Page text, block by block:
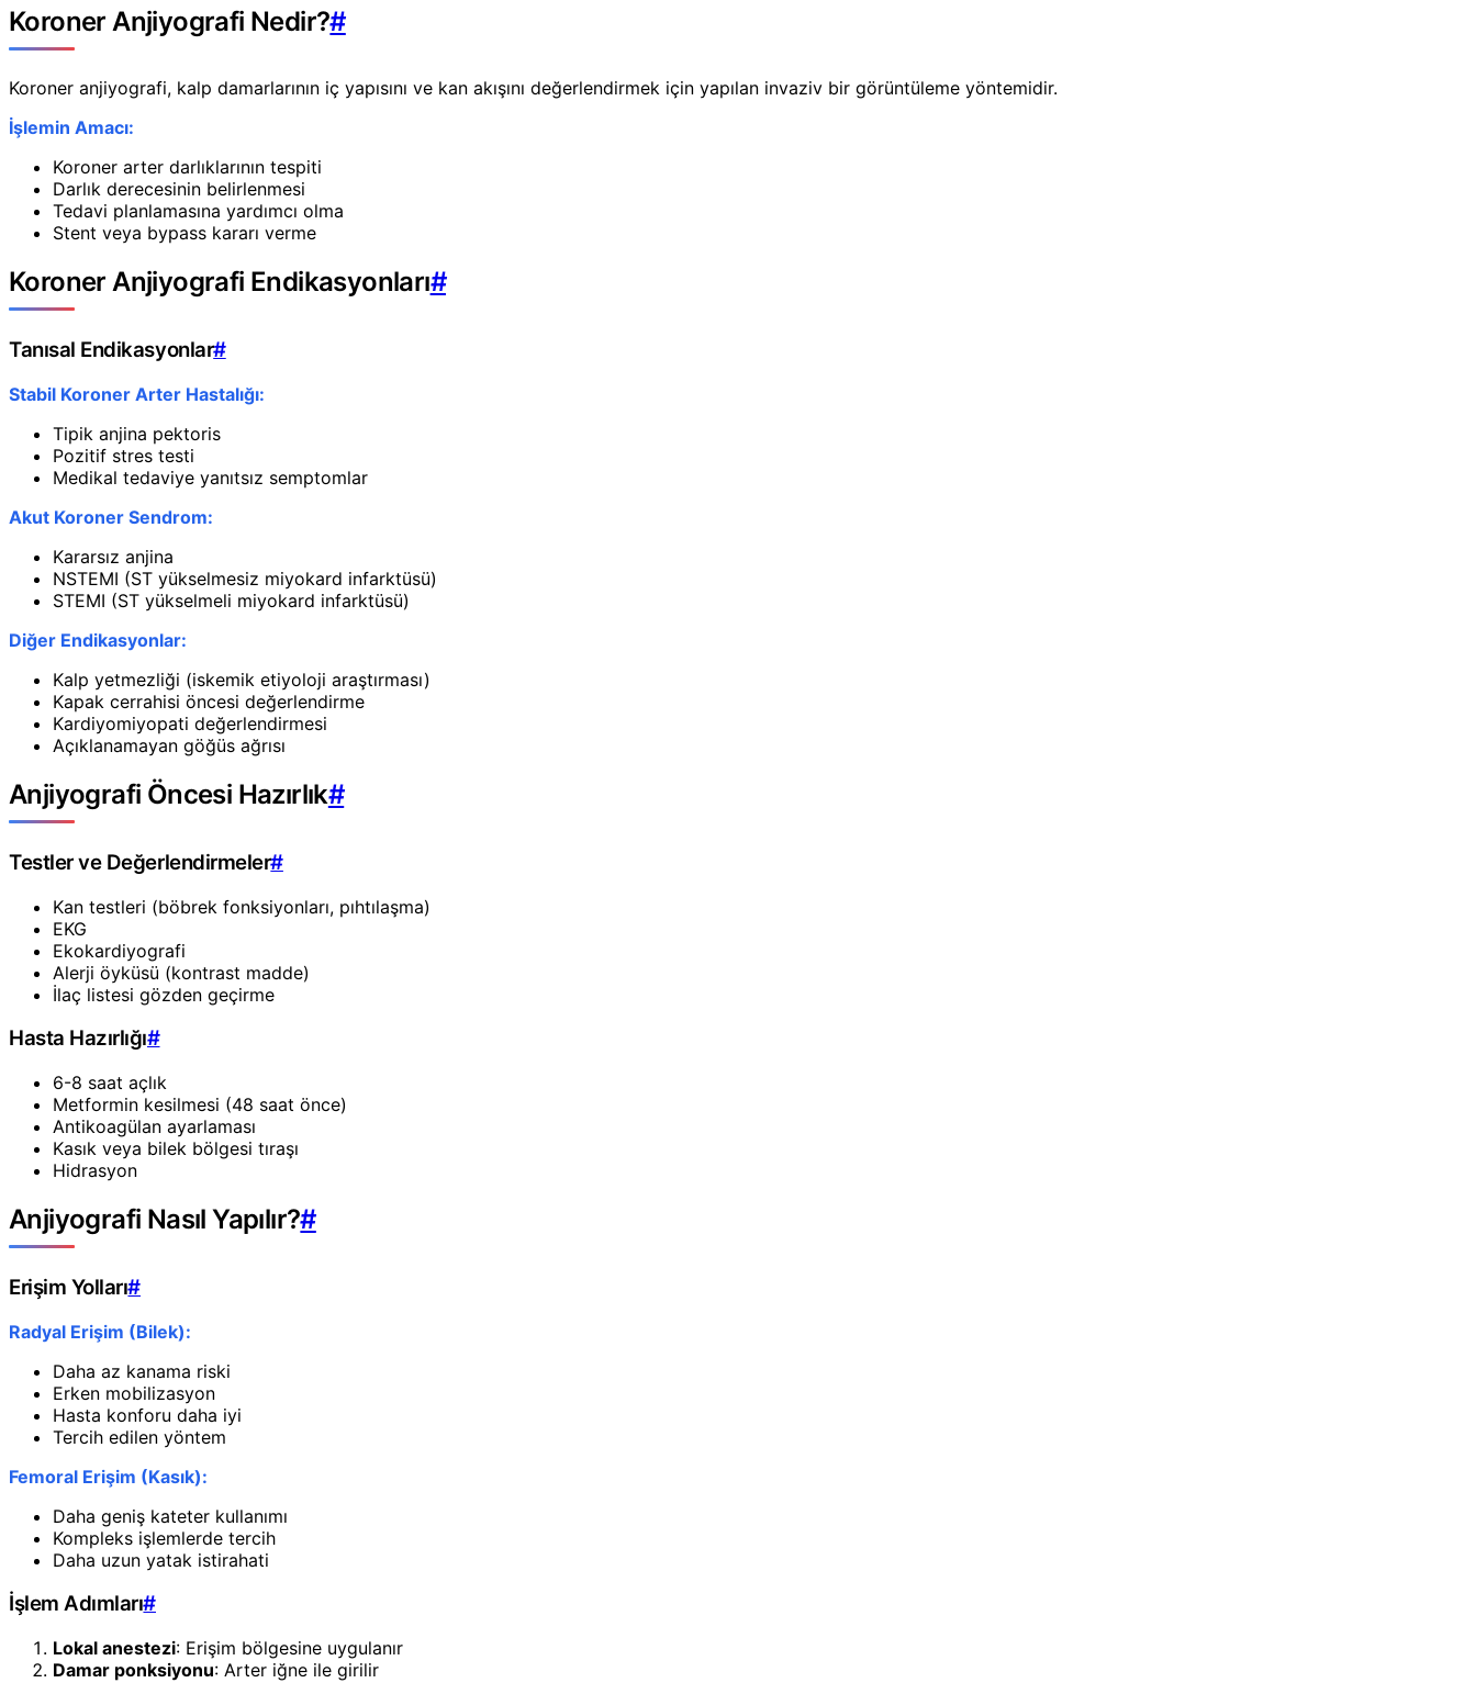
Koroner Anjiyografi Nedir?#
Koroner anjiyografi, kalp damarlarının iç yapısını ve kan akışını değerlendirmek için yapılan invaziv bir görüntüleme yöntemidir.
İşlemin Amacı:
Koroner arter darlıklarının tespiti
Darlık derecesinin belirlenmesi
Tedavi planlamasına yardımcı olma
Stent veya bypass kararı verme
Koroner Anjiyografi Endikasyonları#
Tanısal Endikasyonlar#
Stabil Koroner Arter Hastalığı:
Tipik anjina pektoris
Pozitif stres testi
Medikal tedaviye yanıtsız semptomlar
Akut Koroner Sendrom:
Kararsız anjina
NSTEMI (ST yükselmesiz miyokard infarktüsü)
STEMI (ST yükselmeli miyokard infarktüsü)
Diğer Endikasyonlar:
Kalp yetmezliği (iskemik etiyoloji araştırması)
Kapak cerrahisi öncesi değerlendirme
Kardiyomiyopati değerlendirmesi
Açıklanamayan göğüs ağrısı
Anjiyografi Öncesi Hazırlık#
Testler ve Değerlendirmeler#
Kan testleri (böbrek fonksiyonları, pıhtılaşma)
EKG
Ekokardiyografi
Alerji öyküsü (kontrast madde)
İlaç listesi gözden geçirme
Hasta Hazırlığı#
6-8 saat açlık
Metformin kesilmesi (48 saat önce)
Antikoagülan ayarlaması
Kasık veya bilek bölgesi tıraşı
Hidrasyon
Anjiyografi Nasıl Yapılır?#
Erişim Yolları#
Radyal Erişim (Bilek):
Daha az kanama riski
Erken mobilizasyon
Hasta konforu daha iyi
Tercih edilen yöntem
Femoral Erişim (Kasık):
Daha geniş kateter kullanımı
Kompleks işlemlerde tercih
Daha uzun yatak istirahati
İşlem Adımları#
Lokal anestezi: Erişim bölgesine uygulanır
Damar ponksiyonu: Arter iğne ile girilir